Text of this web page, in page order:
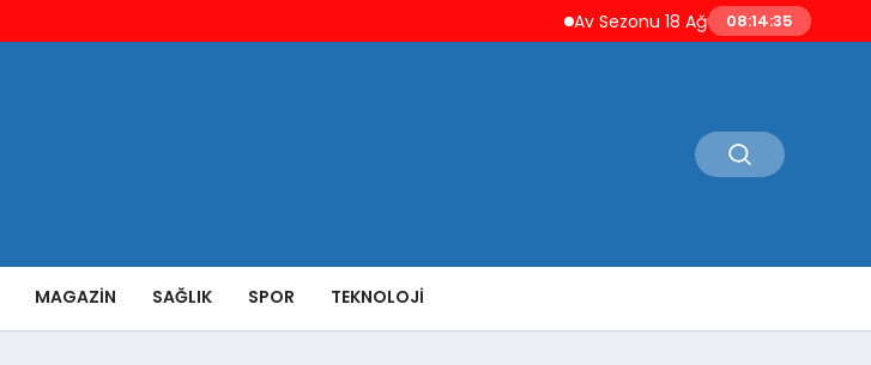
Av Sezonu 18 Ağustos’ta Açılıyor Yaban
08:14:37
MAGAZIN SAĞLIK SPOR TEKNOLOJI